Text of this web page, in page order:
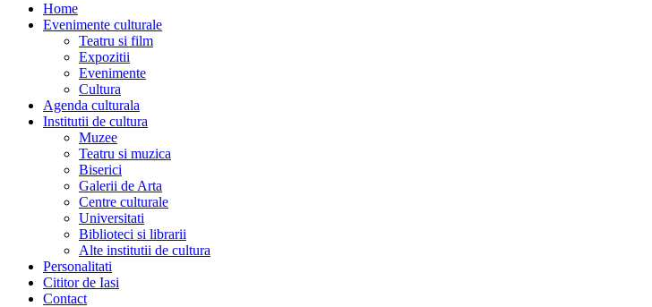
Home
Evenimente culturale
Teatru si film
Expozitii
Evenimente
Cultura
Agenda culturala
Institutii de cultura
Muzee
Teatru si muzica
Biserici
Galerii de Arta
Centre culturale
Universitati
Biblioteci si librarii
Alte institutii de cultura
Personalitati
Cititor de Iasi
Contact